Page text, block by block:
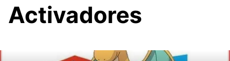
Activadores